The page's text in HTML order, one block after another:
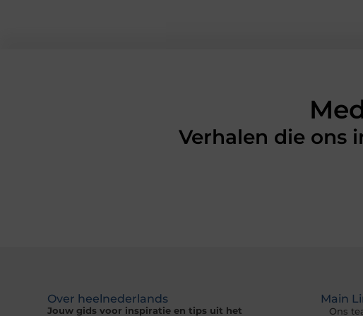
Verhalen die ons
Over heelnederlands
Jouw gids voor inspiratie en tips uit het
Main
Ons